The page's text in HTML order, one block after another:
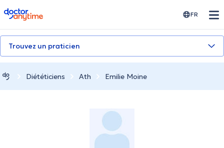
doctoranytime FR
Trouvez un praticien
Diététiciens Ath Emilie Moine